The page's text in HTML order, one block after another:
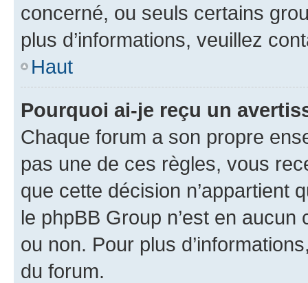
concerné, ou seuls certains
plus d’informations, veuillez
Haut
Pourquoi ai-je reçu un
Chaque forum a son propre
pas une de ces règles, vous
que cette décision n’appartient
le phpBB Group n’est en
ou non. Pour plus
du forum.